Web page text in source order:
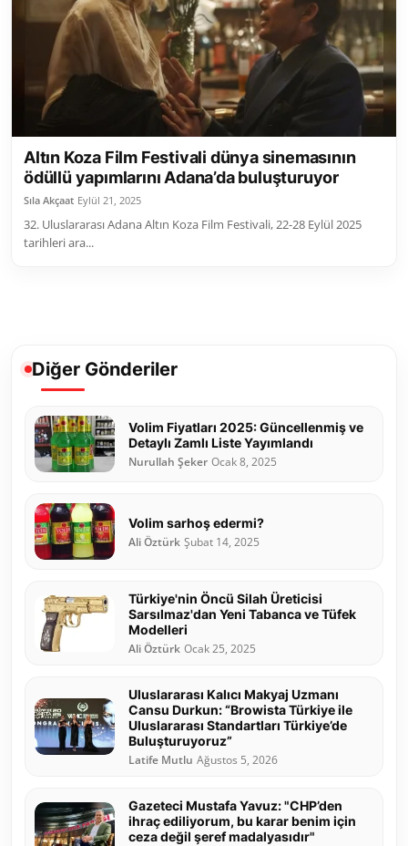
Toplum ve Yaşam
Sivil Toplum Kuruluşları
Kamu Kurumları ve Üst Kurullar
Resmi Reklamlar
Altın Koza Film Festivali dünya sinemasının
ödüllü yapımlarını Adana’da buluşturuyor
Sıla Akçaat Eylül 21, 2025
32. Uluslararası Adana Altın Koza Film Festivali, 22-28 Eylül 2025
tarihleri ara...
Diğer Gönderiler
Volim Fiyatları 2025: Güncellenmiş ve
Detaylı Zamlı Liste Yayımlandı
Nurullah Şeker Ocak 8, 2025
Volim sarhoş edermi?
Ali Öztürk Şubat 14, 2025
Türkiye'nin Öncü Silah Üreticisi
Sarsılmaz'dan Yeni Tabanca ve Tüfek
Modelleri
Ali Öztürk Ocak 25, 2025
Uluslararası Kalıcı Makyaj Uzmanı
Cansu Durkun: “Browista Türkiye ile
Uluslararası Standartları Türkiye’de
Buluşturuyoruz”
Latife Mutlu Ağustos 5, 2026
Gazeteci Mustafa Yavuz: "CHP’den
ihraç ediliyorum, bu karar benim için
ceza değil şeref madalyasıdır"